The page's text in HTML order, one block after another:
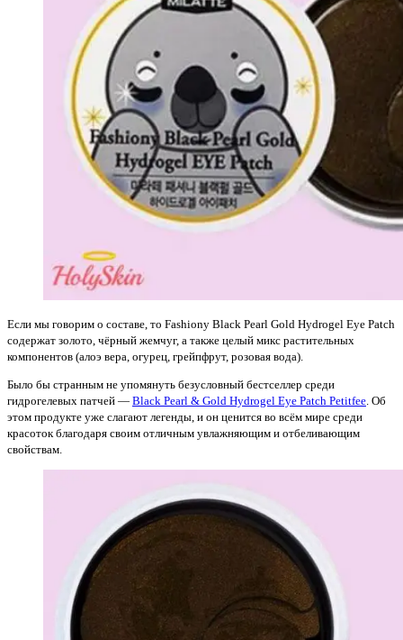
Если мы говорим о составе, то Fashiony Black Pearl Gold Hydrogel Eye Patch
содержат золото, чёрный жемчуг, а также целый микс растительных
компонентов (алоэ вера, огурец, грейпфрут, розовая вода).
Было бы странным не упомянуть безусловный бестселлер среди
гидрогелевых патчей — Black Pearl & Gold Hydrogel Eye Patch Petitfee . Об
этом продукте уже слагают легенды, и он ценится во всём мире среди
красоток благодаря своим отличным увлажняющим и отбеливающим
свойствам.